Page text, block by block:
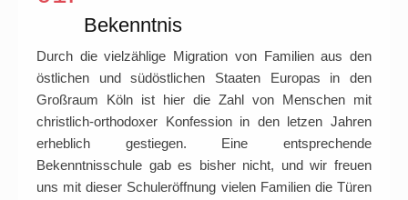
Bekenntnis
Durch die vielzählige Migration von Familien aus den
östlichen und südöstlichen Staaten Europas in den
Großraum Köln ist hier die Zahl von Menschen mit
christlich-orthodoxer Konfession in den letzen Jahren
erheblich gestiegen. Eine entsprechende
Bekenntnisschule gab es bisher nicht, und wir freuen
uns mit dieser Schuleröffnung vielen Familien die Türen